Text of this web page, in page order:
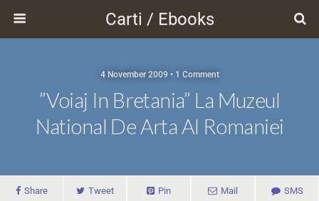
Carti / Ebooks
4 November 2009 • 1 Comment
”Voiaj In Bretania” La Muzeul
National De Arta Al Romaniei
Share Tweet Pin Mail SMS